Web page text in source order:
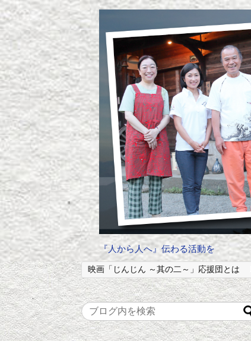
『人から人へ』伝わる活動を
映画「じんじん ～其の二～」応援団とは